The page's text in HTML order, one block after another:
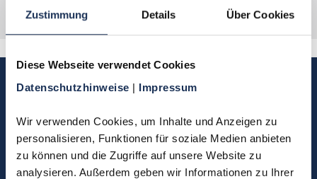
Zustimmung Details Über Cookies
Diese Webseite verwendet Cookies
Datenschutzhinweise | Impressum
Wir verwenden Cookies, um Inhalte und Anzeigen zu
personalisieren, Funktionen für soziale Medien anbieten
zu können und die Zugriffe auf unsere Website zu
analysieren. Außerdem geben wir Informationen zu Ihrer
Sie haben Fragen, möchten
Bestellung zurücksenden?
Kontakt